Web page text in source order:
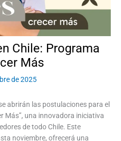
Chile: Programa
Más
de 2025
abrirán las postulaciones para el
Más”, una innovadora iniciativa
de todo Chile. Este
noviembre, ofrecerá una